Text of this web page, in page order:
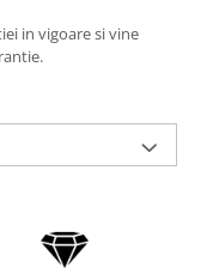
in vigoare si vine